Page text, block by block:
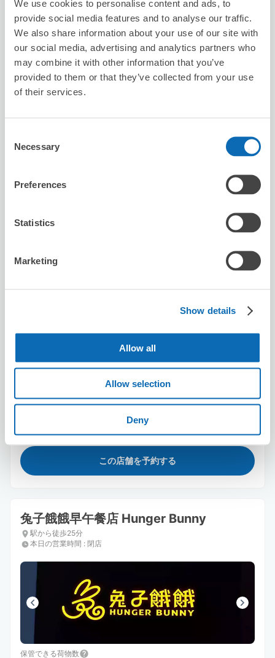
We use cookies to personalise content and ads, to
provide social media features and to analyse our traffic.
We also share information about your use of our site with
our social media, advertising and analytics partners who
may combine it with other information that you’ve
provided to them or that they’ve collected from your use
of their services.
Selection
Necessary
Preferences
Statistics
Marketing
Show details
Allow all
Allow selection
Deny
保管できる荷物数
8/12水
本日の営業時間
保管できる荷物数
バッグサイズ:3
空き時間
8/9
この店舗を予約する
兔子餓餓早午餐店 Hunger Bunny
駅から徒歩25分
本日の営業時間 : 閉店
保管できる荷物数